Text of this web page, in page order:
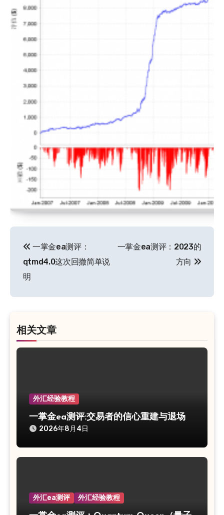
章
导
航
一掌金ea测评：
qtmd4.0这次回撤简单说
明
一掌金ea测评：2023的
方向
相关文章
外汇经验教程
一掌金ea测评:交易者的信心重建与退场
2026年8月4日
外汇ea测评 外汇经验教程